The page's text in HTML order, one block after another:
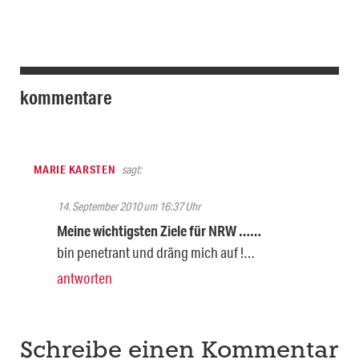
kommentare
MARIE KARSTEN sagt:
14. September 2010 um 16:37 Uhr
Meine wichtigsten Ziele für NRW ……
bin penetrant und dräng mich auf !…
antworten
Schreibe einen Kommentar